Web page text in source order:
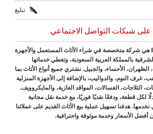
تبليغ
شبكات التواصل الاجتماعي
Furniture Buyer KSA هي شركة متخصصة في شراء الأثاث المستعمل والأجهزة
بالمملكة العربية السعودية، وتغطي خدماتها
الظهران، الأحساء، والجبيل. نشتري جميع أنواع الأثاث بما
غرف النوم، والدواليب، بالإضافة إلى الأجهزة المنزلية
الثلاجات، الغسالات، المواقد الغازية، والمايكروويف.
لكل قطعة، ودفعًا نقديًا فوريًا، مع خدمة نقل مجانية
نخدمها. هدفنا تسهيل عملية بيع الأثاث القديم على عملائنا
أفضل الأسعار وخدمة موثوقة واحترافية.